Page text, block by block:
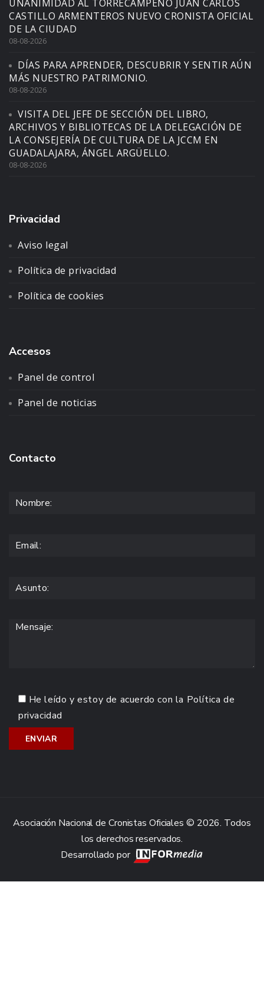
UNANIMIDAD AL TORRECAMPEÑO JUAN CARLOS
CASTILLO ARMENTEROS NUEVO CRONISTA OFICIAL
DE LA CIUDAD
08-08-2026
DÍAS PARA APRENDER, DESCUBRIR Y SENTIR AÚN
MÁS NUESTRO PATRIMONIO.
08-08-2026
VISITA DEL JEFE DE SECCIÓN DEL LIBRO,
ARCHIVOS Y BIBLIOTECAS DE LA DELEGACIÓN DE
LA CONSEJERÍA DE CULTURA DE LA JCCM EN
GUADALAJARA, ÁNGEL ARGÜELLO.
08-08-2026
Privacidad
Aviso legal
Política de privacidad
Política de cookies
Accesos
Panel de control
Panel de noticias
Contacto
He leído y estoy de acuerdo con la Política de
privacidad
Asociación Nacional de Cronistas Oficiales © 2026. Todos
los derechos reservados.
Desarrollado por